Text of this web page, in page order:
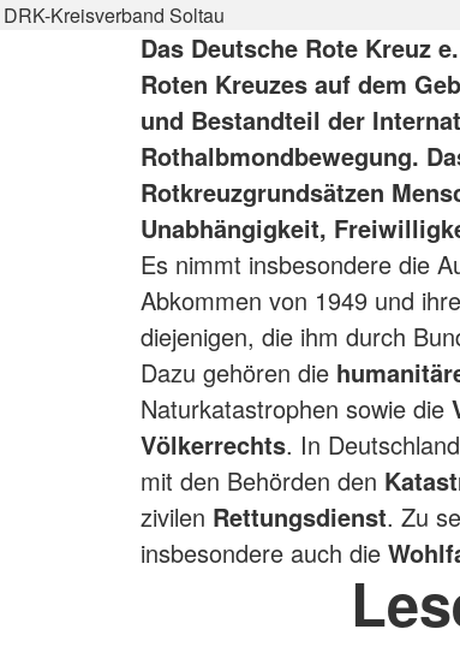
Kreisverband Soltau
Das Deutsche Rote Kreuz
Roten Kreuzes auf dem
und Bestandteil der
Rothalbmondbewegung.
Rotkreuzgrundsätzen
Unabhängigkeit,
Es nimmt insbesondere die
Abkommen von 1949 und
diejenigen, die ihm durch
Dazu gehören die
Naturkatastrophen sowie die
Völkerrechts. In
mit den Behörden den
zivilen Rettungsdienst. Zu
insbesondere auch die